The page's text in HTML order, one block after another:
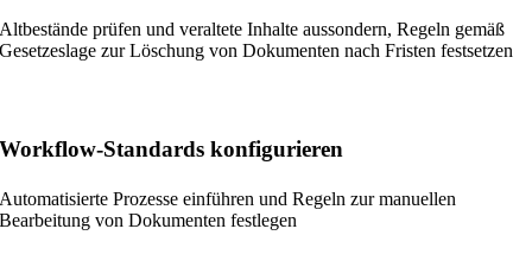
Altbestände prüfen und veraltete Inhalte aussondern, Regeln gemäß
Gesetzeslage zur Löschung von Dokumenten nach Fristen festsetzen
Workflow-Standards konfigurieren
Automatisierte Prozesse einführen und Regeln zur manuellen
Bearbeitung von Dokumenten festlegen